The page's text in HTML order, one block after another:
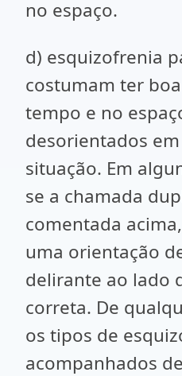
no espaço.
d) esquizofrenia
costumam ter
tempo e no
desorientados
situação. Em
se a chamada
comentada
uma orientação
delirante ao lado
correta. De
os tipos de
acompanhados